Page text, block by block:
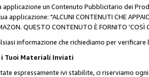
applicazione un Contenuto Pubblicitario dei
applicazione: "ALCUNI CONTENUTI CHE
QUESTO CONTENUTO È FORNITO
informazione che richiediamo per
Tuoi Materiali Inviati
espressamente ivi stabilite, ci riserviamo